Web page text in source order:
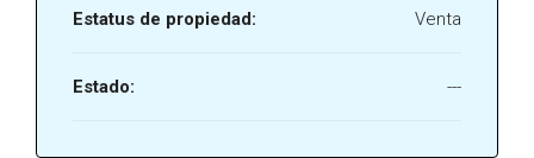
Estatus de propiedad: Venta
Estado: ---